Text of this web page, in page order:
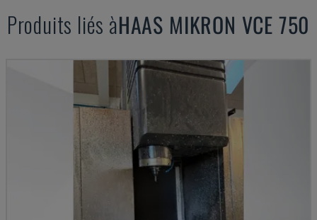
Produits liés àHAAS MIKRON VCE 750